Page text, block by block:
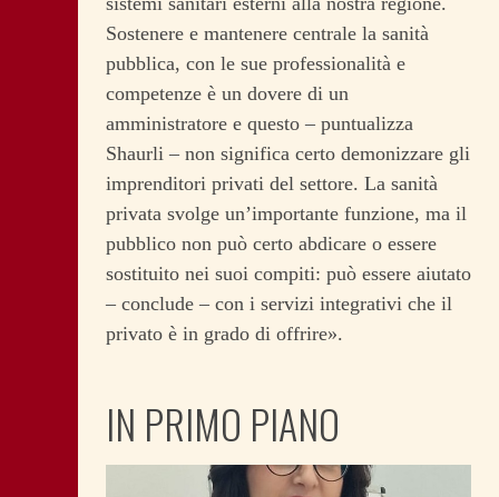
Sostenere e mantenere centrale la sanità
pubblica, con le sue professionalità e
competenze è un dovere di un
amministratore e questo – puntualizza
Shaurli – non significa certo demonizzare gli
imprenditori privati del settore. La sanità
privata svolge un’importante funzione, ma il
pubblico non può certo abdicare o essere
sostituito nei suoi compiti: può essere aiutato
– conclude – con i servizi integrativi che il
privato è in grado di offrire».
IN PRIMO PIANO